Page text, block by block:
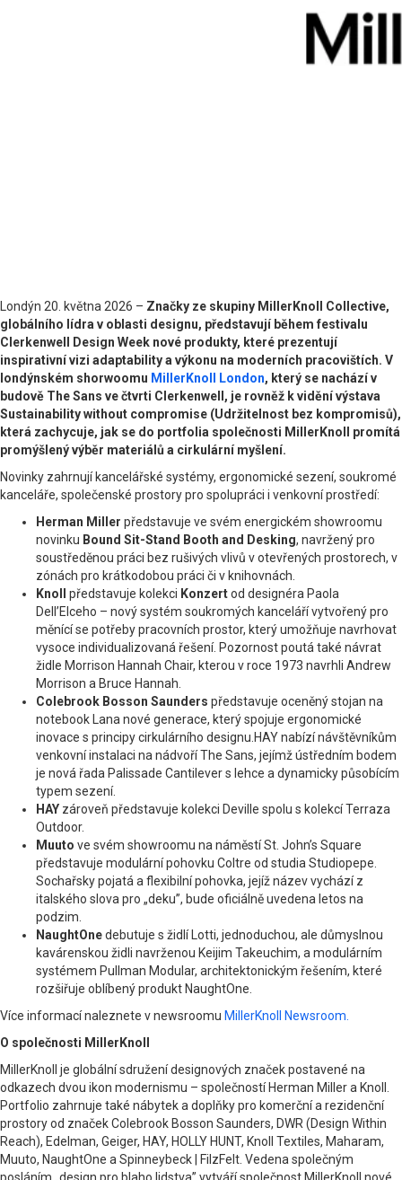
Londýn 20. května 2026 – Značky ze skupiny MillerKnoll Collective,
globálního lídra v oblasti designu, představují během festivalu
Clerkenwell Design Week nové produkty, které prezentují
inspirativní vizi adaptability a výkonu na moderních pracovištích. V
londýnském shorwoomu MillerKnoll London, který se nachází v
budově The Sans ve čtvrti Clerkenwell, je rovněž k vidění výstava
Sustainability without compromise (Udržitelnost bez kompromisů),
která zachycuje, jak se do portfolia společnosti MillerKnoll promítá
promýšlený výběr materiálů a cirkulární myšlení.
Novinky zahrnují kancelářské systémy, ergonomické sezení, soukromé
kanceláře, společenské prostory pro spolupráci i venkovní prostředí:
Herman Miller představuje ve svém energickém showroomu
novinku Bound Sit-Stand Booth and Desking, navržený pro
soustředěnou práci bez rušivých vlivů v otevřených prostorech, v
zónách pro krátkodobou práci či v knihovnách.
Knoll představuje kolekci Konzertod designéra Paola
Dell’Elceho – nový systém soukromých kanceláří vytvořený pro
měnící se potřeby pracovních prostor, který umožňuje navrhovat
vysoce individualizovaná řešení. Pozornost poutá také návrat
židle Morrison Hannah Chair, kterou v roce 1973 navrhli Andrew
Morrison a Bruce Hannah.
Colebrook Bosson Saunders představuje oceněný stojan na
notebook Lana nové generace, který spojuje ergonomické
inovace s principy cirkulárního designu.HAY nabízí návštěvníkům
venkovní instalaci na nádvoří The Sans, jejímž ústředním bodem
je nová řada Palissade Cantilever s lehce a dynamicky působícím
typem sezení.
HAY zároveň představuje kolekci Deville spolu s kolekcí Terraza
Outdoor.
Muuto ve svém showroomu na náměstí St. John’s Square
představuje modulární pohovku Coltre od studia Studiopepe.
Sochařsky pojatá a flexibilní pohovka, jejíž název vychází z
italského slova pro „deku”, bude oficiálně uvedena letos na
podzim.
NaughtOnedebutuje s židlí Lotti, jednoduchou, ale důmyslnou
kavárenskou židli navrženou Keijim Takeuchim, a modulárním
systémem Pullman Modular, architektonickým řešením, které
rozšiřuje oblíbený produkt NaughtOne.
Více informací naleznete v newsroomu MillerKnoll Newsroom.
O společnosti MillerKnoll
MillerKnoll je globální sdružení designových značek postavené na
odkazech dvou ikon modernismu – společností Herman Miller a Knoll.
Portfolio zahrnuje také nábytek a doplňky pro komerční a rezidenční
prostory od značek Colebrook Bosson Saunders, DWR (Design Within
Reach), Edelman, Geiger, HAY, HOLLY HUNT, Knoll Textiles, Maharam,
Muuto, NaughtOne a Spinneybeck | FilzFelt. Vedena společným